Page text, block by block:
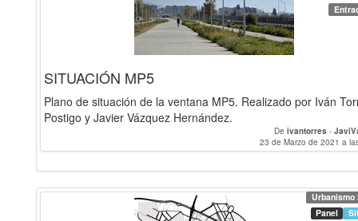
SITUACIÓN MP5
Plano de situación de la ventana MP5. Realizado por Iván
Postigo y Javier Vázquez Hernández.
De ivantorres -
23 de Marzo de 2021 a
Urbanismo
Panel